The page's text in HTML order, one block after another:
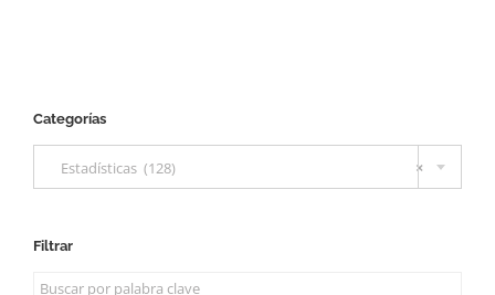
Categorías
×
Estadísticas (128)
Filtrar